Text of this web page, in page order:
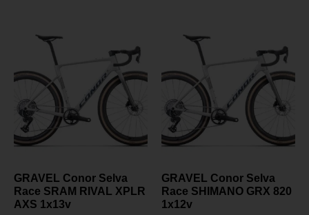
GRAVEL Conor Selva
Race SRAM RIVAL XPLR
AXS 1x13v
GRAVEL Conor Selva
Race SHIMANO GRX 820
1x12v